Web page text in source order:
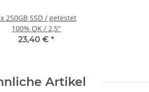
250GB SSD / getestet
100% OK / 2,5"
23,40 € *
Artikel